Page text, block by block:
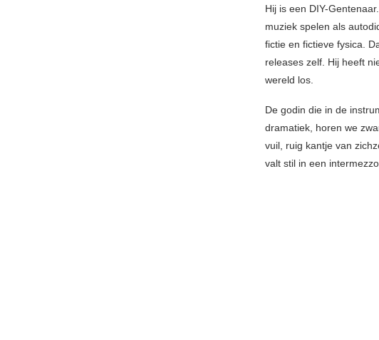
Hij is een DIY-
muziek spelen als
fictie en fictieve fysica.
releases zelf. Hij heeft
wereld los.
De godin die in de
dramatiek, horen we
vuil, ruig kantje van
valt stil in een